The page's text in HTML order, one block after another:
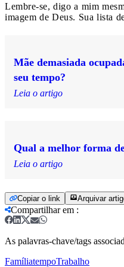
Lembre-se, digo a mim
imagem de Deus. Sua lista
Mãe demasiada
seu tempo?
Leia o artigo
Qual a melhor forma
Leia o artigo
Copiar o link Arquivar
Compartilhar em :
As palavras-chave/tags
FamíliatempoTrabalho